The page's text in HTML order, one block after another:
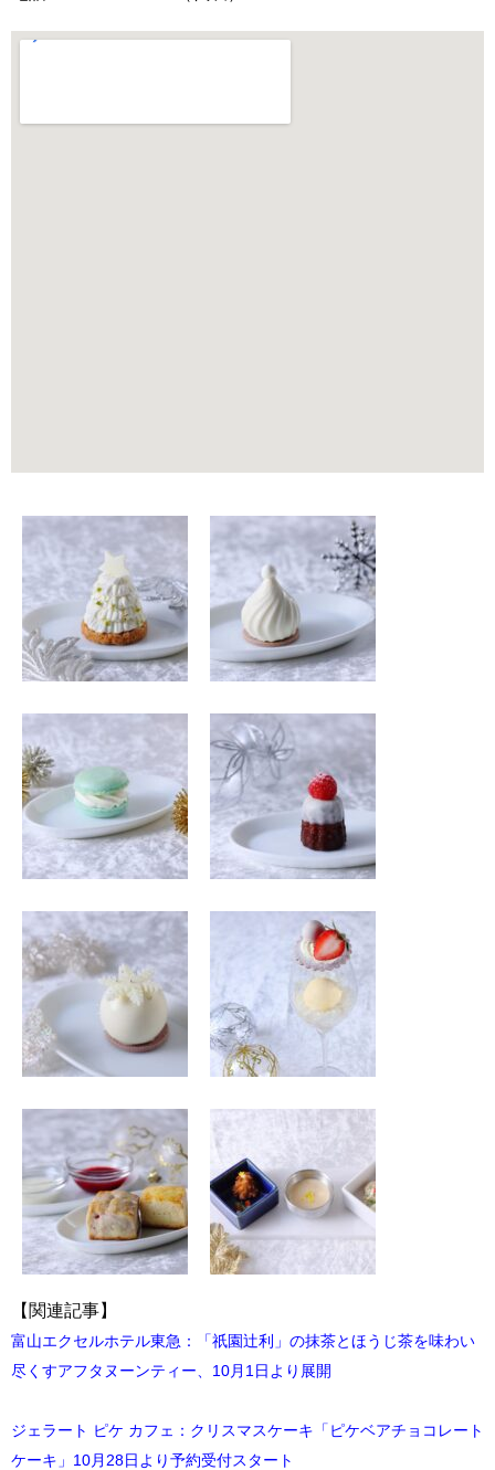
【関連記事】
富山エクセルホテル東急：「祇園辻利」の抹茶とほうじ茶を味わい
尽くすアフタヌーンティー、10月1日より展開
ジェラート ピケ カフェ：クリスマスケーキ「ピケベアチョコレート
ケーキ」10月28日より予約受付スタート